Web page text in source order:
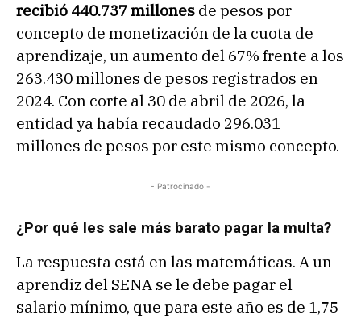
recibió 440.737 millones de pesos por
concepto de monetización de la cuota de
aprendizaje, un aumento del 67% frente a los
263.430 millones de pesos registrados en
2024. Con corte al 30 de abril de 2026, la
entidad ya había recaudado 296.031
millones de pesos por este mismo concepto.
- Patrocinado -
¿Por qué les sale más barato pagar la multa?
La respuesta está en las matemáticas. A un
aprendiz del SENA se le debe pagar el
salario mínimo, que para este año es de 1,75